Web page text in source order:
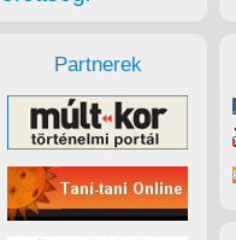
Partnerek